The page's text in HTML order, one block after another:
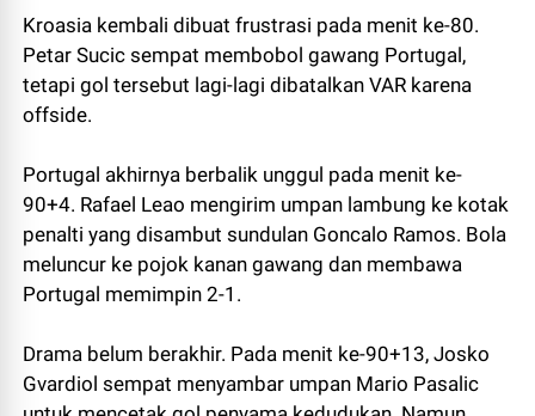
Kroasia kembali dibuat frustrasi pada menit ke-80.
Petar Sucic sempat membobol gawang Portugal,
tetapi gol tersebut lagi-lagi dibatalkan VAR karena
offside.
Portugal akhirnya berbalik unggul pada menit ke-
90+4. Rafael Leao mengirim umpan lambung ke kotak
penalti yang disambut sundulan Goncalo Ramos. Bola
meluncur ke pojok kanan gawang dan membawa
Portugal memimpin 2-1.
Drama belum berakhir. Pada menit ke-90+13, Josko
Gvardiol sempat menyambar umpan Mario Pasalic